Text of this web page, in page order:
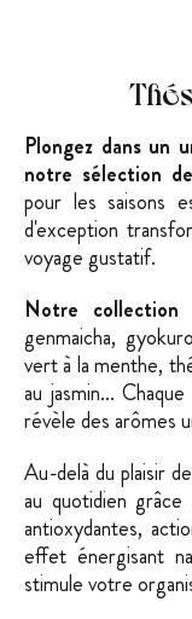
Plongez dans un
notre sélection
pour les saisons
d'exception
voyage gustatif.
Notre
genmaicha,
vert à la menthe,
au jasmin...
révèle des arômes
Au-delà du plaisir
au quotidien
antioxydantes,
effet énergisant
stimule votre